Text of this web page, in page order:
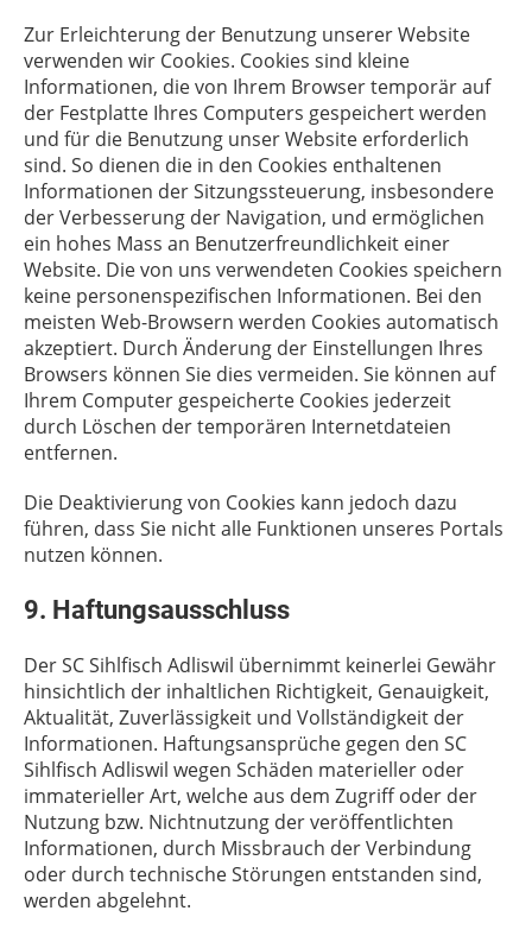
Zur Erleichterung der Benutzung unserer Website
verwenden wir Cookies. Cookies sind kleine
Informationen, die von Ihrem Browser temporär auf
der Festplatte Ihres Computers gespeichert werden
und für die Benutzung unser Website erforderlich
sind. So dienen die in den Cookies enthaltenen
Informationen der Sitzungssteuerung, insbesondere
der Verbesserung der Navigation, und ermöglichen
ein hohes Mass an Benutzerfreundlichkeit einer
Website. Die von uns verwendeten Cookies speichern
keine personenspezifischen Informationen. Bei den
meisten Web-Browsern werden Cookies automatisch
akzeptiert. Durch Änderung der Einstellungen Ihres
Browsers können Sie dies vermeiden. Sie können auf
Ihrem Computer gespeicherte Cookies jederzeit
durch Löschen der temporären Internetdateien
entfernen.
Die Deaktivierung von Cookies kann jedoch dazu
führen, dass Sie nicht alle Funktionen unseres Portals
nutzen können.
9. Haftungsausschluss
Der SC Sihlfisch Adliswil übernimmt keinerlei Gewähr
hinsichtlich der inhaltlichen Richtigkeit, Genauigkeit,
Aktualität, Zuverlässigkeit und Vollständigkeit der
Informationen. Haftungsansprüche gegen den SC
Sihlfisch Adliswil wegen Schäden materieller oder
immaterieller Art, welche aus dem Zugriff oder der
Nutzung bzw. Nichtnutzung der veröffentlichten
Informationen, durch Missbrauch der Verbindung
oder durch technische Störungen entstanden sind,
werden abgelehnt.